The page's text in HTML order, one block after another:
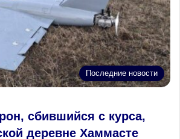
Последние новости
сбившийся с курса,
деревне Хаммасте